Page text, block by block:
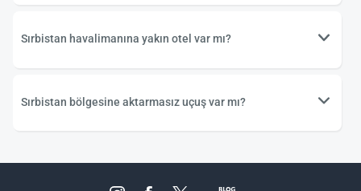
Sırbistan havalimanına yakın otel var mı?
Sırbistan bölgesine aktarmasız uçuş var mı?